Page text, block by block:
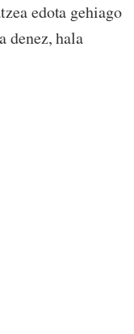
edota gehiago
denez, hala